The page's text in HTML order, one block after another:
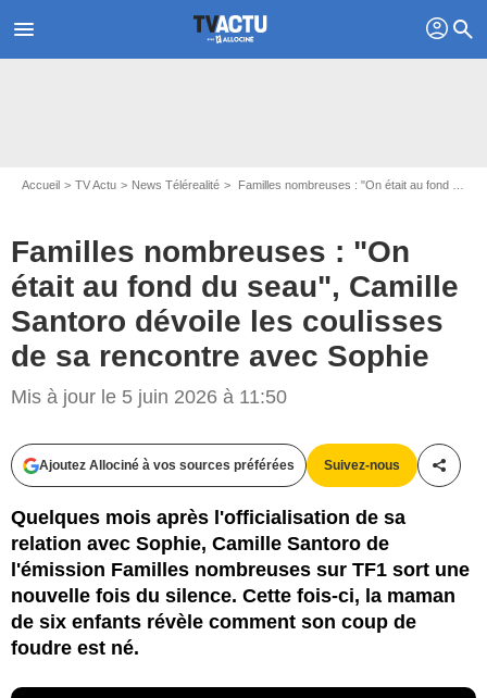
menu profil search
Accueil TV Actu News Télérealité Familles nombreuses : "On était au fond du seau", Camille Santoro dévoile les coulisses de sa rencontre avec Sophie
Familles nombreuses : "On
était au fond du seau", Camille
Santoro dévoile les coulisses
de sa rencontre avec Sophie
Mis à jour le 5 juin 2026 à 11:50
Ajoutez Allociné à vos sources préférées Suivez-nous
Quelques mois après l'officialisation de sa
relation avec Sophie, Camille Santoro de
l'émission Familles nombreuses sur TF1 sort une
nouvelle fois du silence. Cette fois-ci, la maman
de six enfants révèle comment son coup de
foudre est né.